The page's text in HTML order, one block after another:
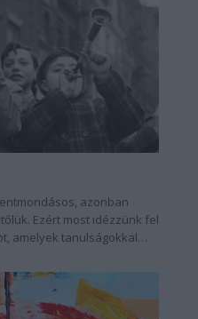
azonban
Ezért most idézzünk fel
amelyek tanulságokkal